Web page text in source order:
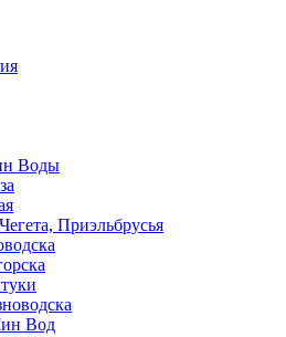
Воды
Приэльбрусья
Вод